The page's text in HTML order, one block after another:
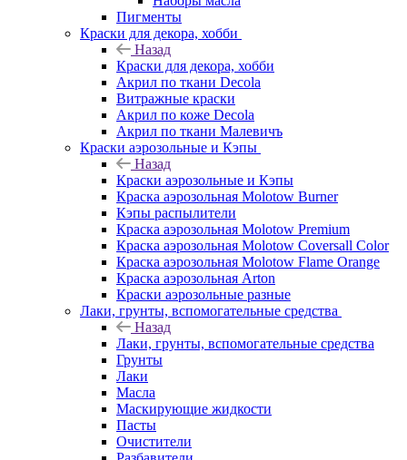
Пигменты
Краски для декора, хобби
Назад
Краски для декора, хобби
Акрил по ткани Decola
Витражные краски
Акрил по коже Decola
Акрил по ткани Малевичъ
Краски аэрозольные и Кэпы
Назад
Краски аэрозольные и Кэпы
Краска аэрозольная Molotow Burner
Кэпы распылители
Краска аэрозольная Molotow Premium
Краска аэрозольная Molotow Coversall Color
Краска аэрозольная Molotow Flame Orange
Краска аэрозольная Arton
Краски аэрозольные разные
Лаки, грунты, вспомогательные средства
Назад
Лаки, грунты, вспомогательные средства
Грунты
Лаки
Масла
Маскирующие жидкости
Пасты
Очистители